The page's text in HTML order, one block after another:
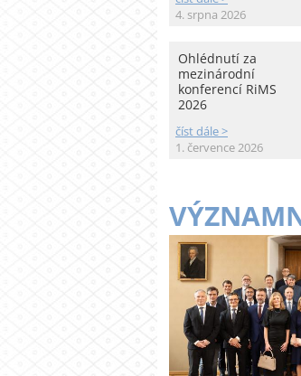
4. srpna 2026
Ohlédnutí za
mezinárodní
konferencí RiMS
2026
číst dále >
1. července 2026